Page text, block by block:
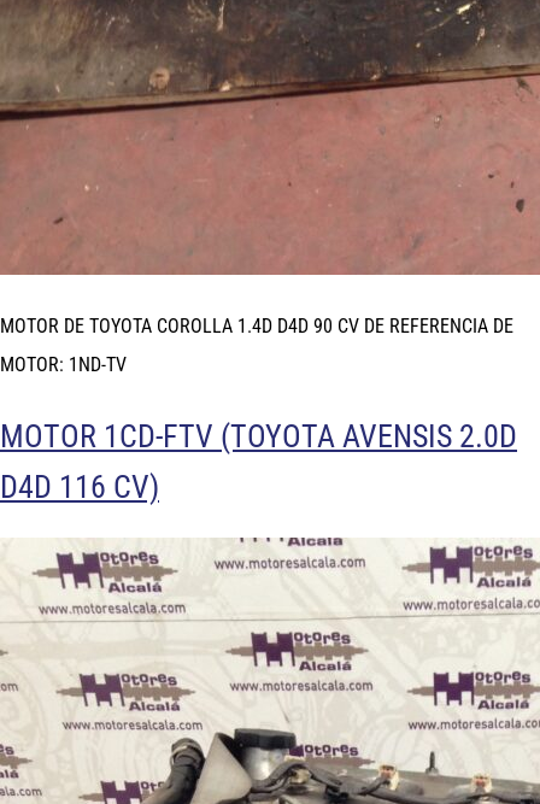
MOTOR DE TOYOTA COROLLA 1.4D D4D 90 CV DE REFERENCIA DE
MOTOR: 1ND-TV
MOTOR 1CD-FTV (TOYOTA AVENSIS 2.0D
D4D 116 CV)